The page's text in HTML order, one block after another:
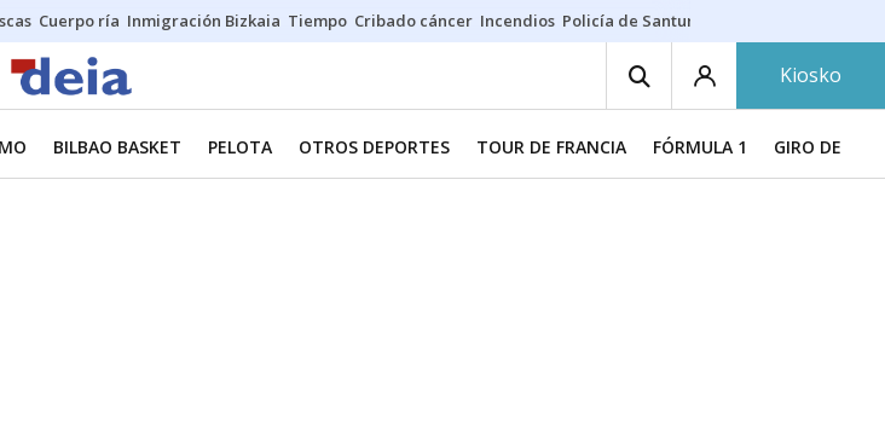
Cuerpo ría Inmigración Bizkaia Tiempo Cribado cáncer Incendios Policía de Santurtzi
Kiosko
BILBAO BASKET PELOTA OTROS DEPORTES TOUR DE FRANCIA FÓRMULA 1 GIRO DE